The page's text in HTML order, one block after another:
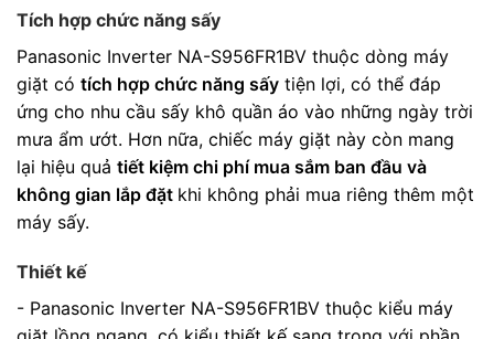
Tích hợp chức năng sấy
Panasonic Inverter NA-S956FR1BV thuộc dòng máy
giặt có tích hợp chức năng sấy tiện lợi, có thể đáp
ứng cho nhu cầu sấy khô quần áo vào những ngày trời
mưa ẩm ướt. Hơn nữa, chiếc máy giặt này còn mang
lại hiệu quả tiết kiệm chi phí mua sắm ban đầu và
không gian lắp đặt khi không phải mua riêng thêm một
máy sấy.
Thiết kế
- Panasonic Inverter NA-S956FR1BV thuộc kiểu máy